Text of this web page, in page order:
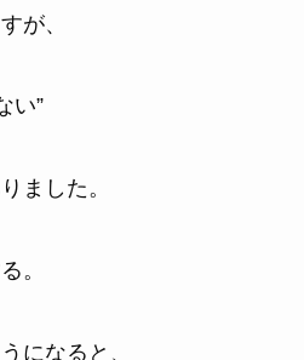
が、
い”
ました。
。
になると、